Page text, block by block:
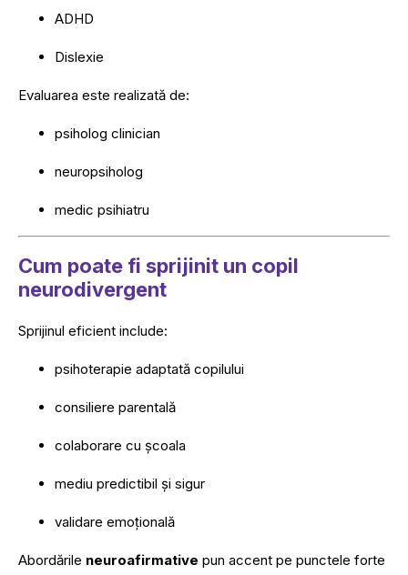
ADHD
Dislexie
Evaluarea este realizată de:
psiholog clinician
neuropsiholog
medic psihiatru
Cum poate fi sprijinit un copil
neurodivergent
Sprijinul eficient include:
psihoterapie adaptată copilului
consiliere parentală
colaborare cu școala
mediu predictibil și sigur
validare emoțională
Abordările neuroafirmative pun accent pe punctele forte